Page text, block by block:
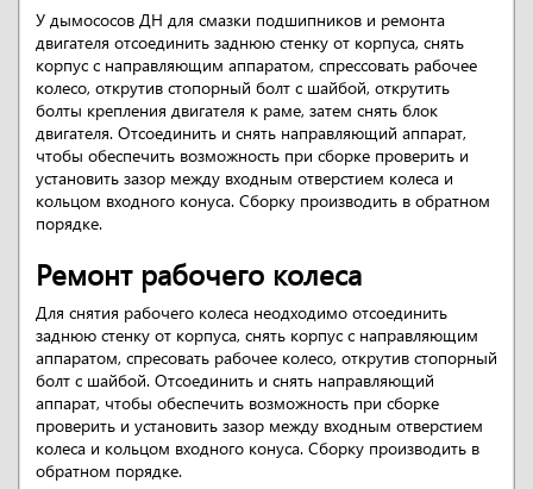
У дымососов ДН для смазки подшипников и ремонта
двигателя отсоединить заднюю стенку от корпуса, снять
корпус с направляющим аппаратом, спрессовать рабочее
колесо, открутив стопорный болт с шайбой, открутить
болты крепления двигателя к раме, затем снять блок
двигателя. Отсоединить и снять направляющий аппарат,
чтобы обеспечить возможность при сборке проверить и
установить зазор между входным отверстием колеса и
кольцом входного конуса. Сборку производить в обратном
порядке.
Ремонт рабочего колеса
Для снятия рабочего колеса неодходимо отсоединить
заднюю стенку от корпуса, снять корпус с направляющим
аппаратом, спресовать рабочее колесо, открутив стопорный
болт с шайбой. Отсоединить и снять направляющий
аппарат, чтобы обеспечить возможность при сборке
проверить и установить зазор между входным отверстием
колеса и кольцом входного конуса. Сборку производить в
обратном порядке.